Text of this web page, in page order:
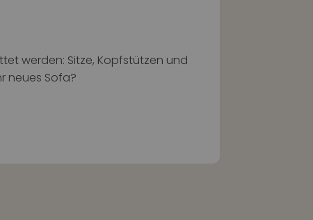
werden: Sitze, Kopfstützen und
neues Sofa?